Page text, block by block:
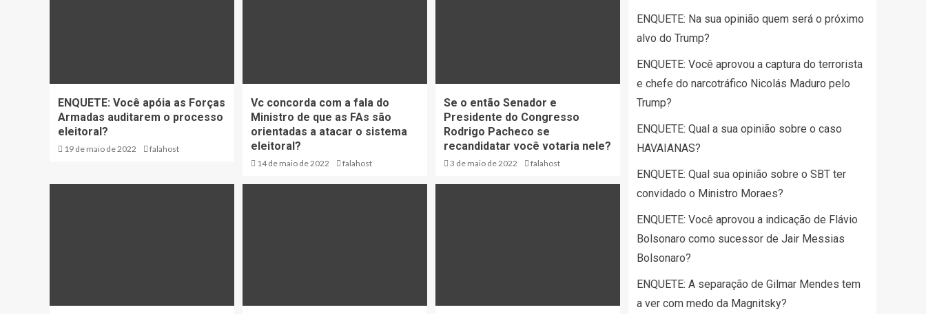
ENQUETE: Você apóia as Forças
Armadas auditarem o processo
eleitoral?
19 de maio de 2022 falahost
Vc concorda com a fala do
Ministro de que as FAs são
orientadas a atacar o sistema
eleitoral?
14 de maio de 2022 falahost
Se o então Senador e
Presidente do Congresso
Rodrigo Pacheco se
recandidatar você votaria nele?
3 de maio de 2022 falahost
ENQUETE: Na sua opinião quem será o próximo
alvo do Trump?
ENQUETE: Você aprovou a captura do terrorista
e chefe do narcotráfico Nicolás Maduro pelo
Trump?
ENQUETE: Qual a sua opinião sobre o caso
HAVAIANAS?
ENQUETE: Qual sua opinião sobre o SBT ter
convidado o Ministro Moraes?
ENQUETE: Você aprovou a indicação de Flávio
Bolsonaro como sucessor de Jair Messias
Bolsonaro?
ENQUETE: A separação de Gilmar Mendes tem
a ver com medo da Magnitsky?